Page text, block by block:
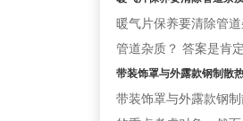
暖气片保养要清除管
管道杂质？ 答案是肯
带装饰罩与外露款钢制散
带装饰罩与外露款钢